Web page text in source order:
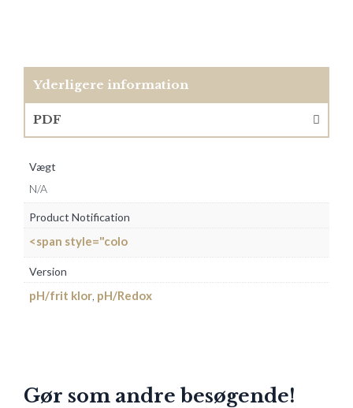
Yderligere information
PDF
Vægt
N/A
Product Notification
<span style="colo
Version
pH/frit klor pH/Redox
Gør som andre besøgende!